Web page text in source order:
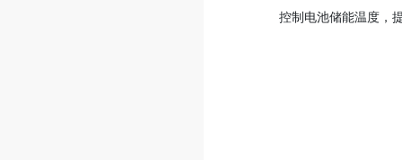
控制电池储能温度，